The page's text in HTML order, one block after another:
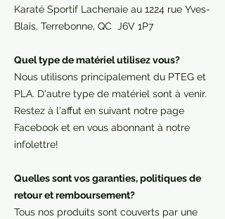
Karaté Sportif Lachenaie au 1224 rue Yves-
Blais, Terrebonne, QC J6V 1P7
Quel type de matériel utilisez vous?
Nous utilisons principalement du PTEG et
PLA. D'autre type de matériel sont à venir.
Restez à l'affut en suivant notre page
Facebook et en vous abonnant à notre
infolettre!
Quelles sont vos garanties, politiques de
retour et remboursement?
Tous nos produits sont couverts par une